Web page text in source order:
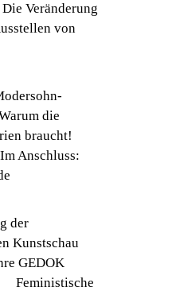
Veränderung
von
die
braucht!
Anschluss:
der
Kunstschau
GEDOK
Feministische